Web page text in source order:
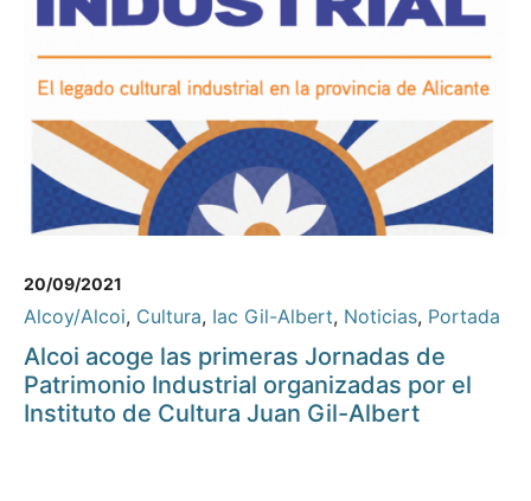
20/09/2021
Alcoy/Alcoi, Cultura, Iac Gil-Albert, Noticias, Portada
Alcoi acoge las primeras Jornadas de
Patrimonio Industrial organizadas por el
Instituto de Cultura Juan Gil-Albert